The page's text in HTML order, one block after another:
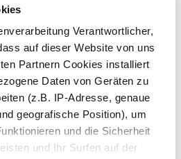
Verantwortlicher,
auf dieser Website von uns
Partnern Cookies installiert
Daten von Geräten zu
(z.B. IP-Adresse, genaue
geografische Position), um
und die Sicherheit
und Ihr Surfen auf der